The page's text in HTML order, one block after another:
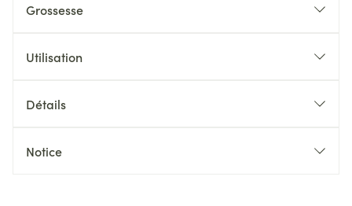
Grossesse
Utilisation
Détails
Notice